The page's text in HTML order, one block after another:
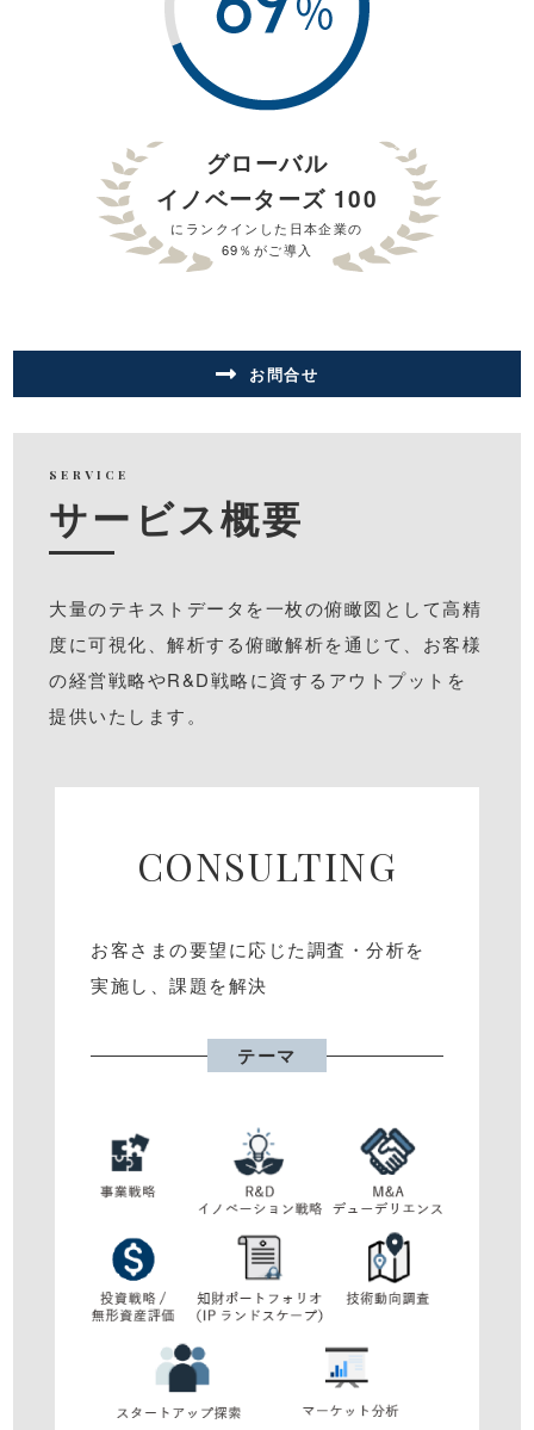
グローバル
イノベーターズ 100
にランクインした⽇本企業の
69％がご導⼊
お問合せ
SERVICE
サービス概要
⼤量のテキストデータを⼀枚の俯瞰図として⾼精
度に可視化、解析する俯瞰解析を通じて、お客様
の経営戦略やR&D戦略に資するアウトプットを
提供いたします。
CONSULTING
お客さまの要望に応じた調査・分析を
実施し、課題を解決
テーマ